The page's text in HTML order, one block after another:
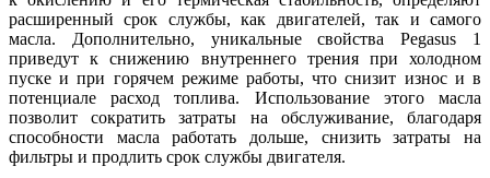
расширенный срок службы, как двигателей, так и самого
масла. Дополнительно, уникальные свойства Pegasus 1
приведут к снижению внутреннего трения при холодном
пуске и при горячем режиме работы, что снизит износ и в
потенциале расход топлива. Использование этого масла
позволит сократить затраты на обслуживание, благодаря
способности масла работать дольше, снизить затраты на
фильтры и продлить срок службы двигателя.